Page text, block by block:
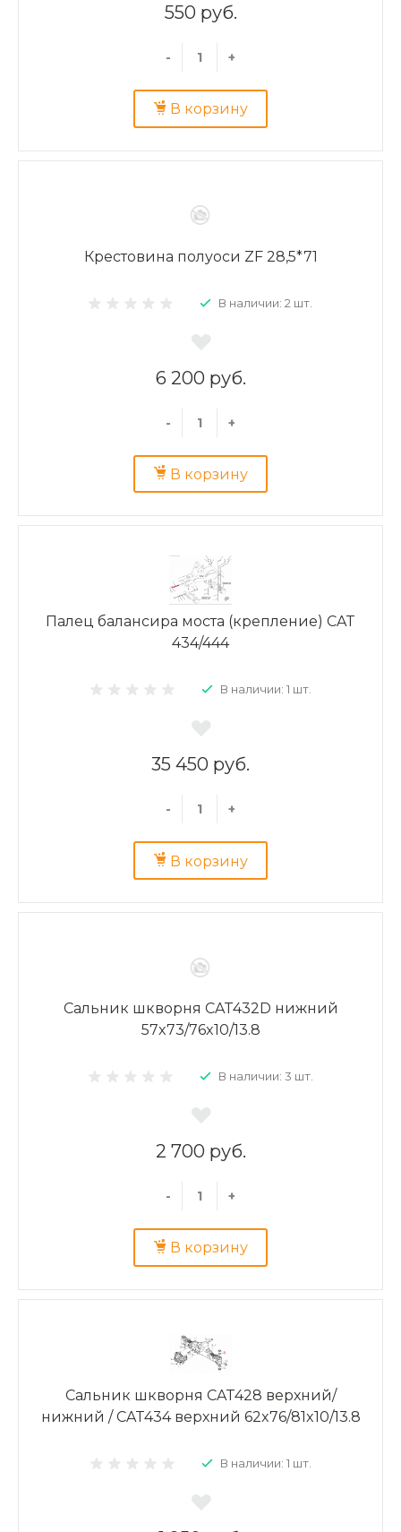
550 руб.
- +
В корзину
Крестовина полуоси ZF 28,5*71
В наличии: 2 шт.
6 200 руб.
- +
В корзину
Палец балансира моста (крепление) CAT
434/444
В наличии: 1 шт.
35 450 руб.
- +
В корзину
Сальник шкворня CAT432D нижний
57x73/76x10/13.8
В наличии: 3 шт.
2 700 руб.
- +
В корзину
Сальник шкворня CAT428 верхний/
нижний / CAT434 верхний 62x76/81x10/13.8
В наличии: 1 шт.